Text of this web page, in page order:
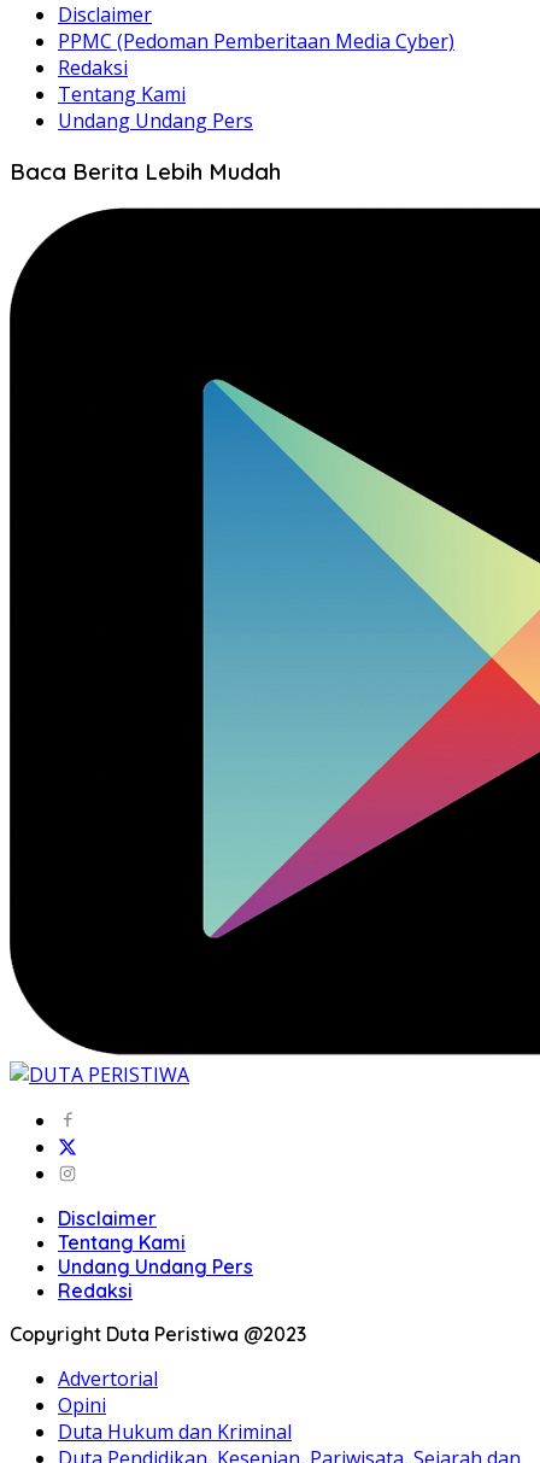
Disclaimer
PPMC (Pedoman Pemberitaan Media Cyber)
Redaksi
Tentang Kami
Undang Undang Pers
Baca Berita Lebih Mudah
Disclaimer
Tentang Kami
Undang Undang Pers
Redaksi
Copyright Duta Peristiwa @2023
Advertorial
Opini
Duta Hukum dan Kriminal